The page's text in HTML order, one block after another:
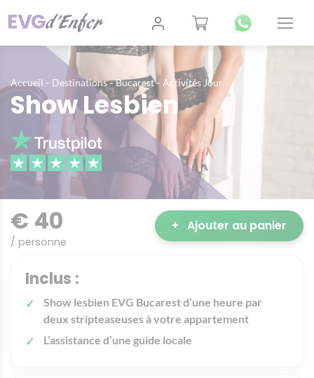
Accueil - Destinations-Bucarest- Activités Jour
Show Lesbien
€ 40
/ personne
+ Ajouter au panier
Inclus :
Show lesbien EVG Bucarest d’une heure par
deux stripteaseuses à votre appartement
L’assistance d’une guide locale